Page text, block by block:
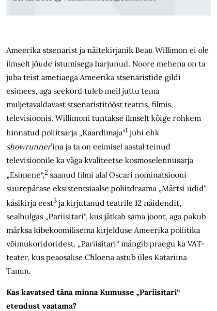
Ameerika stsenarist ja näitekirjanik Beau Willimon ei ole
ilmselt jõude istumisega harjunud. Noore mehena on ta
juba teist ametiaega Ameerika stsenaristide gildi
esimees, aga seekord tuleb meil juttu tema
muljetavaldavast stsenaristitööst teatris, filmis,
televisioonis. Willimoni tuntakse ilmselt kõige rohkem
hinnatud poliitsarja „Kaardimaja“1 juhi ehk
showrunner’ina ja ta on eelmisel aastal teinud
televisioonile ka väga kvaliteetse kosmoselennusarja
„Esimene“,2 saanud filmi alal Oscari nominatsiooni
suurepärase eksistentsiaalse poliitdraama „Märtsi iidid“
käsikirja eest3 ja kirjutanud teatrile 12 näidendit,
sealhulgas „Pariisitari“, kus jätkab sama joont, aga pakub
märksa kibekoomilisema kirjelduse Ameerika poliitika
võimukoridoridest. „Pariisitari“ mängib praegu ka VAT-
teater, kus peaosalise Chloena astub üles Katariina
Tamm.
Kas kavatsed täna minna Kumusse „Pariisitari“
etendust vaatama?